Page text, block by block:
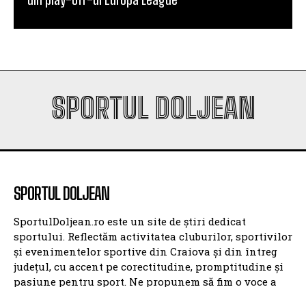
Universitatea Craiova și-a aflat posibila adversară
din play-off-ul Europa League
SPORTUL DOLJEAN
SportulDoljean.ro este un site de știri dedicat
sportului. Reflectăm activitatea cluburilor, sportivilor
și evenimentelor sportive din Craiova și din întreg